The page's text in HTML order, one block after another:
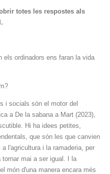
totes les respostes als
els ordinadors ens faran la vida
i socials són el motor del
a De la sabana a Mart (2023),
Hi ha idees petites,
que són les que canvien
l'agricultura i la ramaderia, per
mai a ser igual. I la
món d'una manera encara més